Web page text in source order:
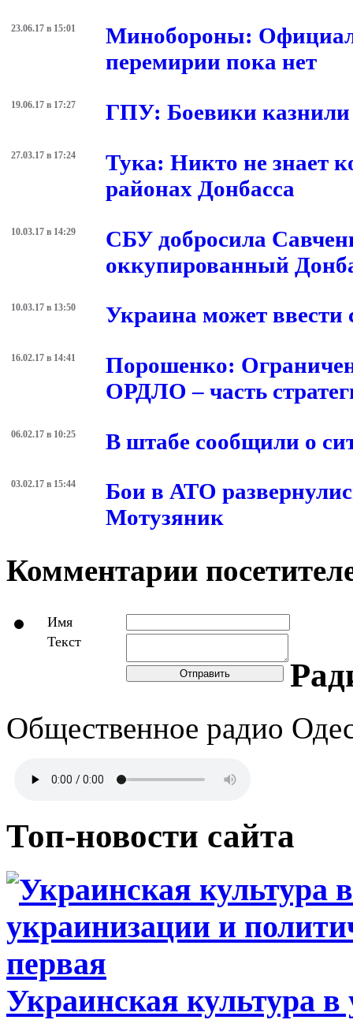
23.06.17 в 15:01
Минобороны:
перемирии пока нет
19.06.17 в 17:27 ГПУ: Боевики казнили
27.03.17 в 17:24
Тука: Никто не знает
районах Донбасса
10.03.17 в 14:29
СБУ добросила
оккупированный
10.03.17 в 13:50 Украина может ввести
16.02.17 в 14:41
Порошенко:
ОРДЛО – часть
06.02.17 в 10:25 В штабе сообщили о
03.02.17 в 15:44
Бои в АТО
Мотузяник
Комментарии
Имя
Текст
Отправить
Общественное радио
Топ-новости сайта
Украинская культура